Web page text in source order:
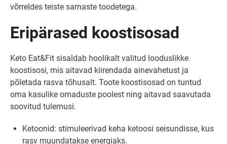
võrreldes teiste sarnaste toodetega.
Eripärased koostisosad
Keto Eat&Fit sisaldab hoolikalt valitud looduslikke
koostisosi, mis aitavad kiirendada ainevahetust ja
põletada rasva tõhusalt. Toote koostisosad on tuntud
oma kasulike omaduste poolest ning aitavad saavutada
soovitud tulemusi.
Ketoonid: stimuleerivad keha ketoosi seisundisse, kus
rasv muundatakse energiaks.